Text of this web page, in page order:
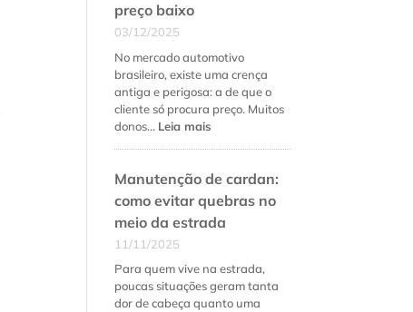
preço baixo
03/12/2025
No mercado automotivo
brasileiro, existe uma crença
antiga e perigosa: a de que o
cliente só procura preço. Muitos
donos… Leia mais
clientes
na
mecânica
baixo
Manutenção de cardan:
como evitar quebras no
meio da estrada
11/11/2025
Para quem vive na estrada,
poucas situações geram tanta
dor de cabeça quanto uma